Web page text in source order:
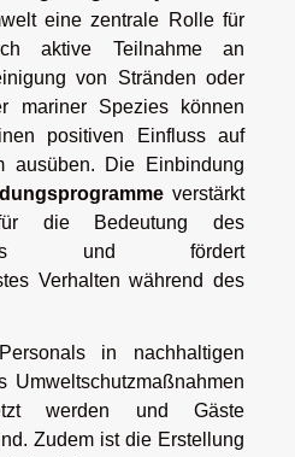
eine zentrale Rolle für
aktive Teilnahme an
von Stränden oder
mariner Spezies können
positiven Einfluss auf
ausüben. Die Einbindung
verstärkt
die Bedeutung des
und fördert
Verhalten während des
in nachhaltigen
Umweltschutzmaßnahmen
werden und Gäste
Zudem ist die Erstellung